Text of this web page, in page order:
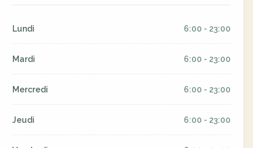
Lundi 6:00 - 23:00
Mardi 6:00 - 23:00
Mercredi 6:00 - 23:00
Jeudi 6:00 - 23:00